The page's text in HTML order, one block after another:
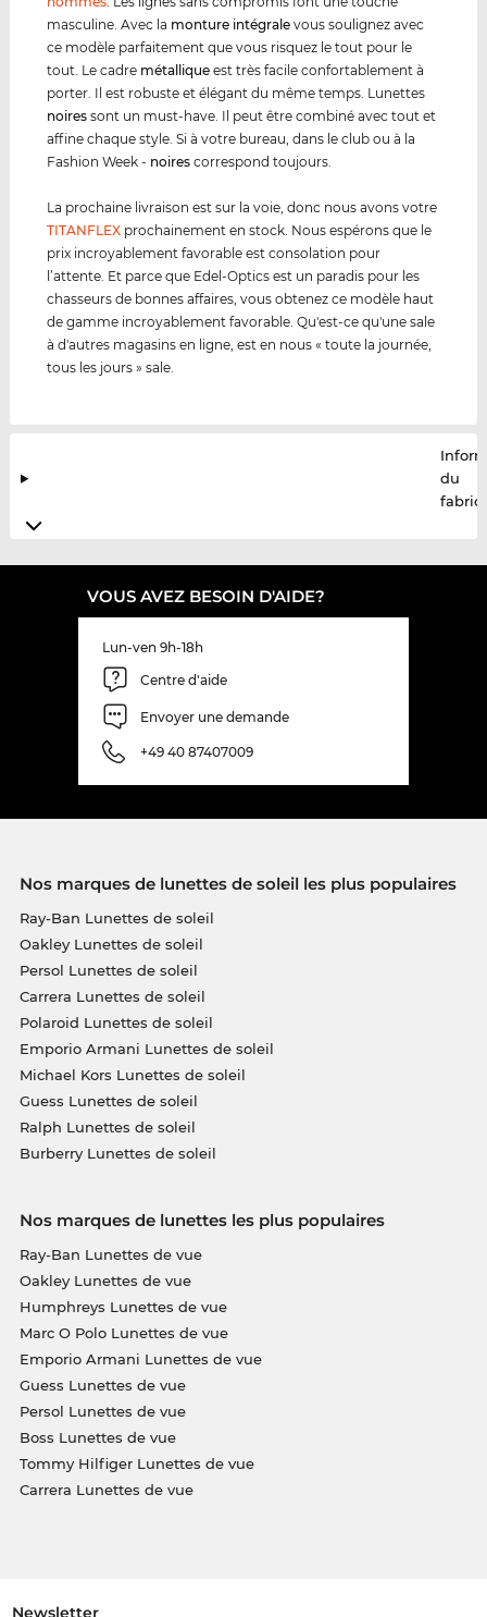
masculine. Avec la monture intégrale vous soulignez avec
ce modèle parfaitement que vous risquez le tout pour le
tout. Le cadre métal lique est très facile confortablement à
porter. Il est robuste et élégant du même temps. Lunettes
noires sont un must-have. Il peut être combiné avec tout et
affine chaque style. Si à votre bureau, dans le club ou à la
Fashion Week - noires correspond toujours.
La prochaine livraison est sur la voie, donc nous avons votre
TITANFLEX prochainement en stock. Nous espérons que le
prix incroyablement favorable est consolation pour
l’attente. Et parce que Edel-Optics est un paradis pour les
chasseurs de bonnes affaires, vous obtenez ce modèle haut
de gamme incroyablement favorable. Qu'est-ce qu'une sale
à d'autres magasins en ligne, est en nous « toute la journée,
tous les jours » sale.
du
VOUS AVEZ BESOIN D'AIDE?
Lun-ven 9h-18h
Centre d'aide
Envoyer une demande
+49 40 87407009
Nos marques de lunettes de soleil les plus populaires
Ray-Ban Lunettes de soleil
Oakley Lunettes de soleil
Persol Lunettes de soleil
Carrera Lunettes de soleil
Polaroid Lunettes de soleil
Emporio Armani Lunettes de soleil
Michael Kors Lunettes de soleil
Guess Lunettes de soleil
Ralph Lunettes de soleil
Burberry Lunettes de soleil
Nos marques de lunettes les plus populaires
Ray-Ban Lunettes de vue
Oakley Lunettes de vue
Humphreys Lunettes de vue
Marc O Polo Lunettes de vue
Emporio Armani Lunettes de vue
Guess Lunettes de vue
Persol Lunettes de vue
Boss Lunettes de vue
Tommy Hilfiger Lunettes de vue
Carrera Lunettes de vue
Newsletter